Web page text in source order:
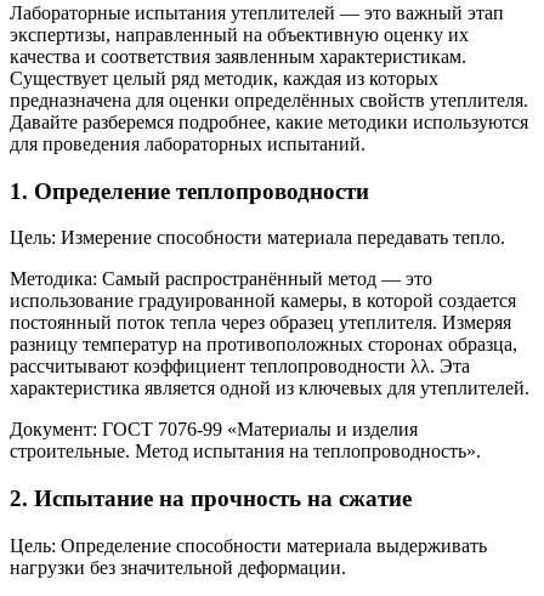
Лабораторные испытания утеплителей — это важный этап
экспертизы, направленный на объективную оценку их
качества и соответствия заявленным характеристикам.
Существует целый ряд методик, каждая из которых
предназначена для оценки определённых свойств утеплителя.
Давайте разберемся подробнее, какие методики используются
для проведения лабораторных испытаний.
1. Определение теплопроводности
Цель: Измерение способности материала передавать тепло.
Методика: Самый распространённый метод — это
использование градуированной камеры, в которой создается
постоянный поток тепла через образец утеплителя. Измеряя
разницу температур на противоположных сторонах образца,
рассчитывают коэффициент теплопроводности λλ. Эта
характеристика является одной из ключевых для утеплителей.
Документ: ГОСТ 7076-99 «Материалы и изделия
строительные. Метод испытания на теплопроводность».
2. Испытание на прочность на сжатие
Цель: Определение способности материала выдерживать
нагрузки без значительной деформации.